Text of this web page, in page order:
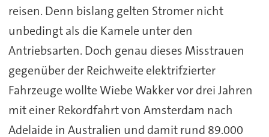
reisen. Denn bislang gelten Stromer nicht
unbedingt als die Kamele unter den
Antriebsarten. Doch genau dieses Misstrauen
gegenüber der Reichweite elektrifzierter
Fahrzeuge wollte Wiebe Wakker vor drei Jahren
mit einer Rekordfahrt von Amsterdam nach
Adelaide in Australien und damit rund 89.000